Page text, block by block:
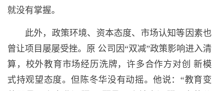
就没有掌握。
此外，政策环境、资本态度、市场认知等因素也
曾让项目屡屡受挫。原 公司因“双减”政策影响进入清
算，校外教育市场经历洗牌，许多合作方对创 新模
式持观望态度。但陈冬华没有动摇。他说：“教育变